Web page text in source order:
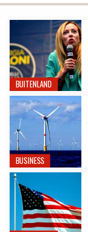
BUITENLAND
BUSINESS